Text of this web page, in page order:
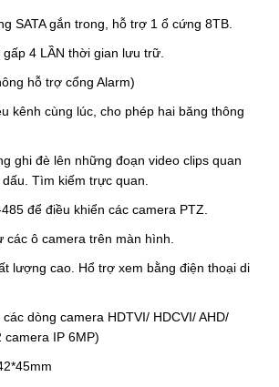
SATA gắn trong, hỗ trợ 1 ổ cứng 8TB.
4 LẦN thời gian lưu trữ.
hỗ trợ cổng Alarm)
kênh cùng lúc, cho phép hai băng thông
ghi đè lên những đoạn video clips quan
Tìm kiếm trực quan.
để điều khiển các camera PTZ.
ô camera trên màn hình.
lượng cao. Hổ trợ xem bằng điện thoại di
dòng camera HDTVI/ HDCVI/ AHD/
camera IP 6MP)